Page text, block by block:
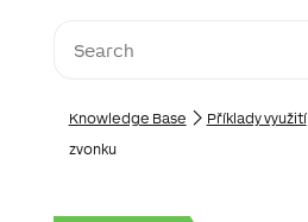
Knowledge Base Příklady využití
zvonku